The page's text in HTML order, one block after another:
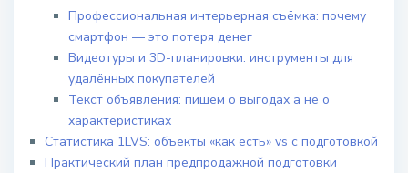
Профессиональная интерьерная съёмка: почему
смартфон — это потеря денег
Видеотуры и 3D-планировки: инструменты для
удалённых покупателей
Текст объявления: пишем о выгодах а не о
характеристиках
Статистика 1LVS: объекты «как есть» vs с подготовкой
Практический план предпродажной подготовки